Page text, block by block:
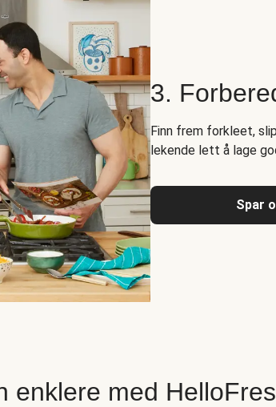
3.
Finn frem forkleet,
lekende lett å lage
Spar
enklere med